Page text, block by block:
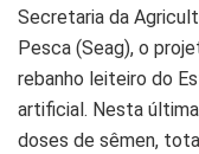
Secretaria da
Pesca (Seag), o
rebanho leiteiro do
artificial. Nesta
doses de sêmen,